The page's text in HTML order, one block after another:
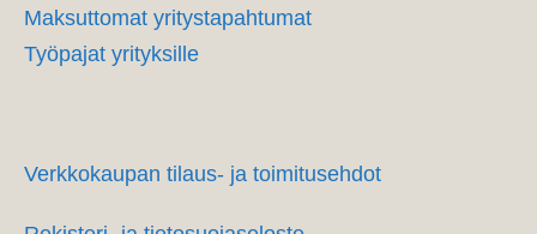
Maksuttomat yritystapahtumat
Työpajat yrityksille
Verkkokaupan tilaus- ja toimitusehdot